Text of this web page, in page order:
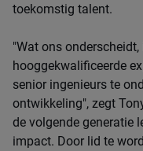
toekomstig talent.
"Wat ons
hooggekwalificeerde
senior ingenieurs te
ontwikkeling", zegt
de volgende generatie
impact. Door lid te